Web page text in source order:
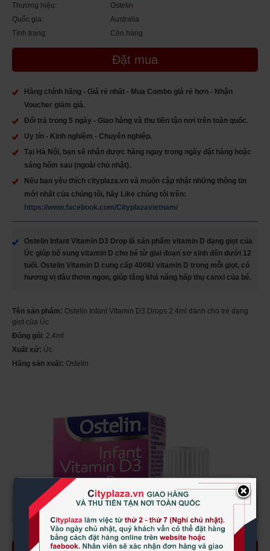
Thương hiệu:
Ostelin
Quốc gia:
Australia
Tình trạng:
Còn hàng
Đặt mua
Hàng chính hãng - Giá rẻ nhất - Mua Combo giá rẻ hơn - Nhận
Voucher giảm giá.
Đổi trả trong 5 ngày - Giao hàng và thu tiền tận nơi trên toàn quốc.
Uy tín - Kinh nghiệm - Chuyên nghiệp.
Tại Hà Nội, bạn sẽ nhận được hàng ngay trong ngày đặt hàng hoặc
sáng hôm sau (ngoài chủ nhật).
Nếu bạn yêu thích cityplaza.vn và muốn cập nhật những thông tin
mới nhất của chúng tôi, hãy Like chúng tôi trên:
https://www.facebook.com/Cityplazavietnam/
Ostelin Infant Vitamin D3 Drop là sản phẩm vitamin D dạng giọt của
Úc giúp bổ sung vitamin D cho bé từ giai đoạn sơ sinh đến dưới 12
tuổi. Ostelin Vitamin D cung cấp 400IU vitamin D trong mỗi giọt, có
hương vị dâu thơm ngon, giúp tăng khả năng hấp thụ canxi của bé.
Tên sản phẩm: Ostelin Infant Vitamin D3 Drops 2.4ml dành cho trẻ dạng
giọt của Úc
Đóng gói: 2.4ml
Xuất xứ: Úc
Hãng sản xuất: Ostelin
XEM THÊM
×